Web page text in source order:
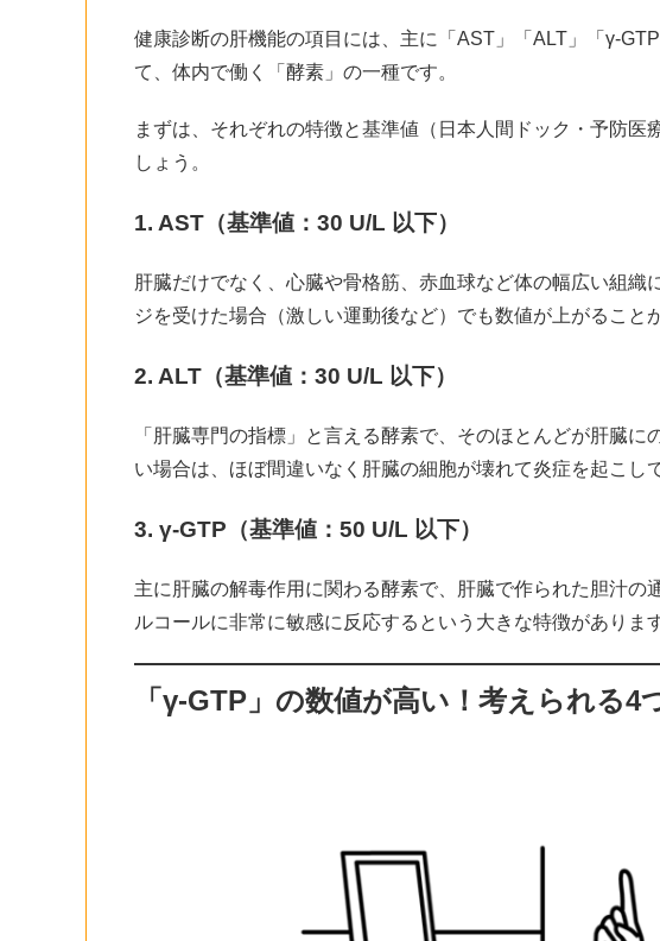
健康診断の肝機能の項目には、主に「AST」「ALT」「γ-
て、体内で働く「酵素」の一種です。
まずは、それぞれの特徴と基準値（日本人間ドック・予防医
しょう。
1. AST （基準値：30 U/L 以下）
肝臓だけでなく、心臓や骨格筋、赤血球など体の幅広い組
ジを受けた場合（激しい運動後など）でも数値が上がること
2. ALT （基準値：30 U/L 以下）
「肝臓専門の指標」と言える酵素で、そのほとんどが肝臓
い場合は、ほぼ間違いなく肝臓の細胞が壊れて炎症を起こし
3. γ-GTP （基準値：50 U/L 以下）
主に肝臓の解毒作用に関わる酵素で、肝臓で作られた胆汁の
ルコールに非常に敏感に反応するという大きな特徴があります
「γ-GTP」の数値が高い！考えられる4